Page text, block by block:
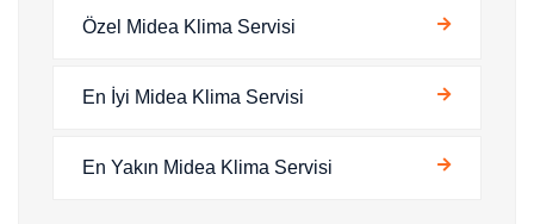
Özel Midea Klima Servisi
En İyi Midea Klima Servisi
En Yakın Midea Klima Servisi